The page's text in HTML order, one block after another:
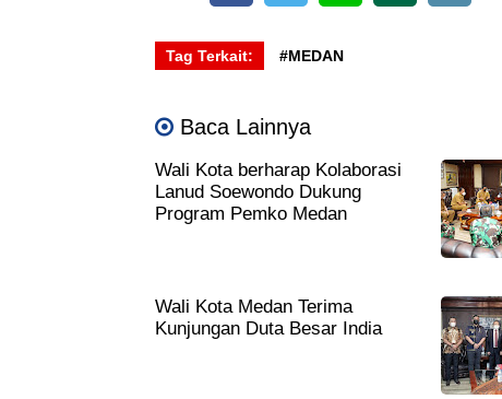
Tag Terkait: #MEDAN
Baca Lainnya
Wali Kota berharap Kolaborasi
Lanud Soewondo Dukung
Program Pemko Medan
Wali Kota Medan Terima
Kunjungan Duta Besar India